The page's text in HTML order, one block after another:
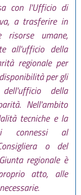
con l'Ufficio di
a trasferire in
risorse umane,
all'ufficio della
regionale per
per gli
della
Nell'ambito
tecniche e la
connessi al
o del
regionale è
atto, alle